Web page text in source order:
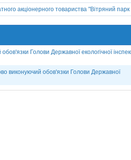
акціонерного товариства "Вітряний парк
Голови Державної екологічної
виконуючий обов'язки Голови Державної